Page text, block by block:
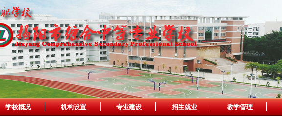
学校概况 机构设置 专业建设 招生就业 教学管理